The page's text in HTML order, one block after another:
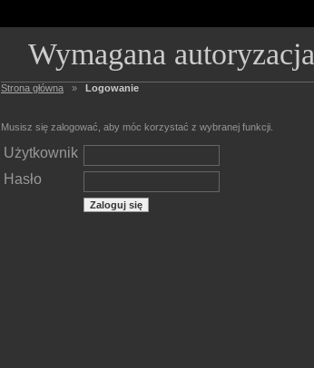
Wymagana autoryzacja
Strona główna » Logowanie
Musisz się zalogować, aby móc korzystać z wybranej funkcji.
Użytkownik
Hasło